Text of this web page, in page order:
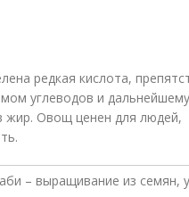
редкая кислота,
углеводов и дальнейшему
жир. Овощ ценен для людей,